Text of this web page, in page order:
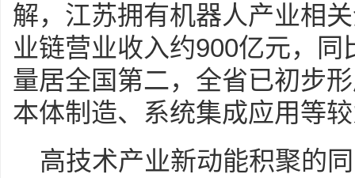
解，江苏拥有机器人产业相
业链营业收入约900亿元，
量居全国第二，全省已初步
本体制造、系统集成应用等
高技术产业新动能积聚的